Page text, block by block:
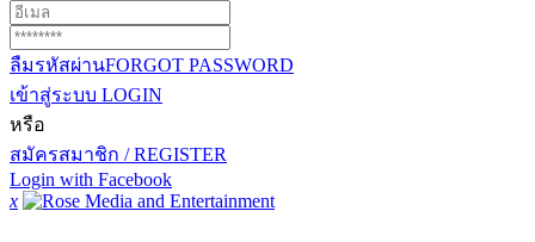
ลืมรหัสผ่านFORGOT PASSWORD
เข้าสู่ระบบ LOGIN
หรือ
สมัครสมาชิก / REGISTER
Login with Facebook
x